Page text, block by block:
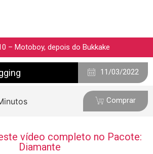
– Motoboy, depois do Bukkake
11/03/2022
Comprar
vídeo completo no Pacote:
Diamante